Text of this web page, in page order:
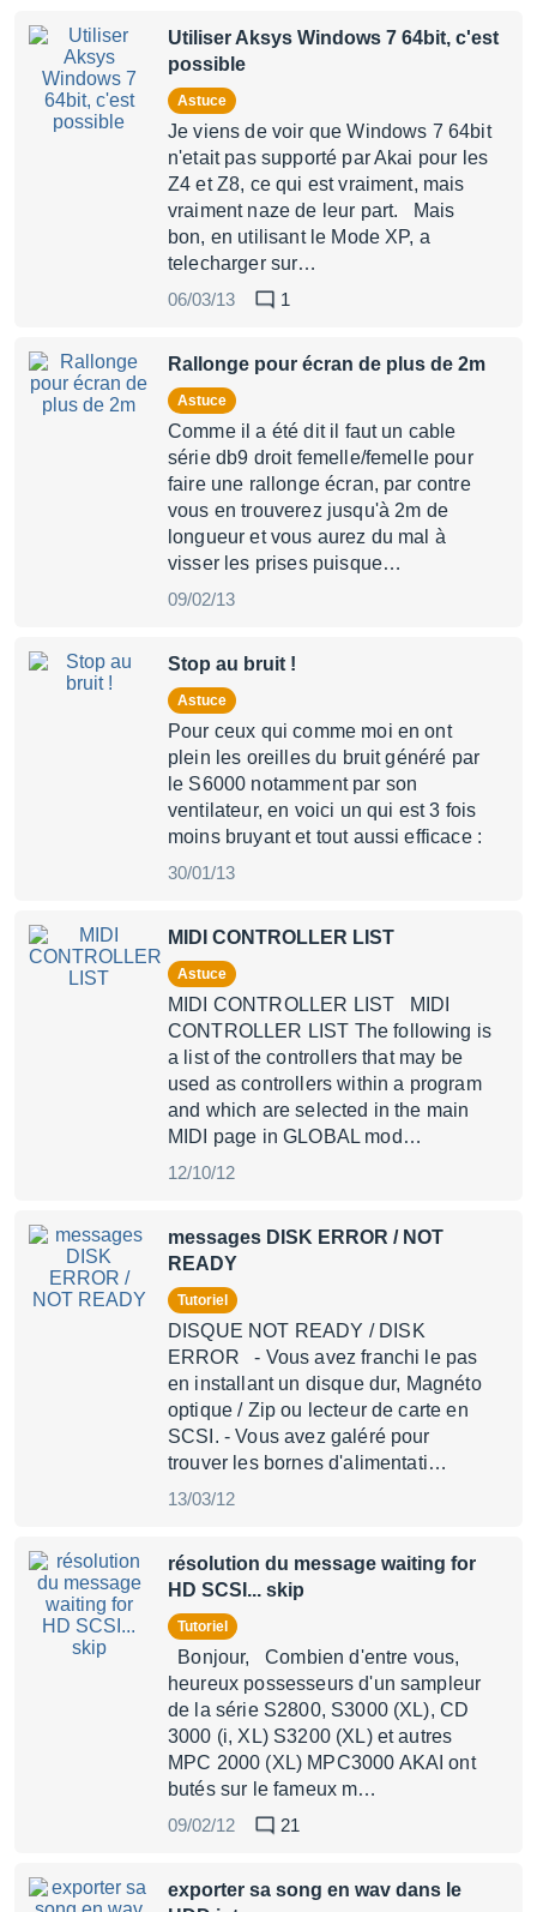
Utiliser Aksys Windows 7 64bit, c'est
possible
Astuce
Je viens de voir que Windows 7 64bit
n'etait pas supporté par Akai pour les
Z4 et Z8, ce qui est vraiment, mais
vraiment naze de leur part. Mais
bon, en utilisant le Mode XP, a
telecharger sur…
06/03/13
1
Rallonge pour écran de plus de 2m
Astuce
Comme il a été dit il faut un cable
série db9 droit femelle/femelle pour
faire une rallonge écran, par contre
vous en trouverez jusqu'à 2m de
longueur et vous aurez du mal à
visser les prises puisque…
09/02/13
Stop au bruit !
Astuce
Pour ceux qui comme moi en ont
plein les oreilles du bruit généré par
le S6000 notamment par son
ventilateur, en voici un qui est 3 fois
moins bruyant et tout aussi efficace :
30/01/13
MIDI CONTROLLER LIST
Astuce
MIDI CONTROLLER LIST MIDI
CONTROLLER LIST The following is
a list of the controllers that may be
used as controllers within a program
and which are selected in the main
MIDI page in GLOBAL mod…
12/10/12
messages DISK ERROR / NOT
READY
Tutoriel
DISQUE NOT READY / DISK
ERROR - Vous avez franchi le pas
en installant un disque dur, Magnéto
optique / Zip ou lecteur de carte en
SCSI. - Vous avez galéré pour
trouver les bornes d'alimentati…
13/03/12
résolution du message waiting for
HD SCSI... skip
Tutoriel
Bonjour, Combien d'entre vous,
heureux possesseurs d'un sampleur
de la série S2800, S3000 (XL), CD
3000 (i, XL) S3200 (XL) et autres
MPC 2000 (XL) MPC3000 AKAI ont
butés sur le fameux m…
09/02/12
21
exporter sa song en wav dans le